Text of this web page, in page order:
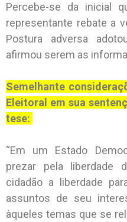
Percebe-se da inicial
representante rebate a
Postura adversa
afirmou serem as
Semelhante
Eleitoral em sua
tese:
“Em um Estado
prezar pela liberdade
cidadão a liberdade
assuntos de seu
àqueles temas que se